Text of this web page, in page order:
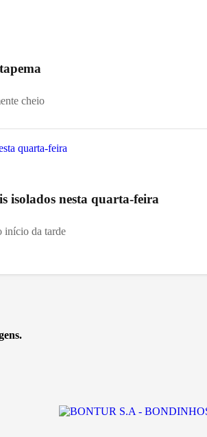
cheio
isolados nesta quarta-feira
início da tarde